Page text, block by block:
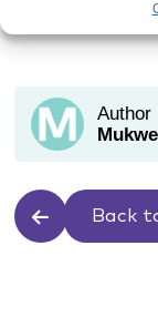
Author
Back